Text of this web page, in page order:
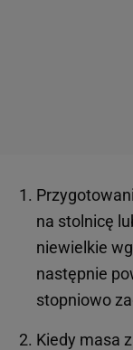
na stolnicę
niewielkie
następnie
stopniowo
Kiedy masa